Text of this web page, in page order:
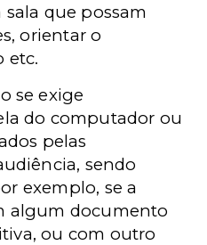
que possam
orientar o
etc.
se exige
do computador ou
pelas
sendo
exemplo, se a
algum documento
ou com outro